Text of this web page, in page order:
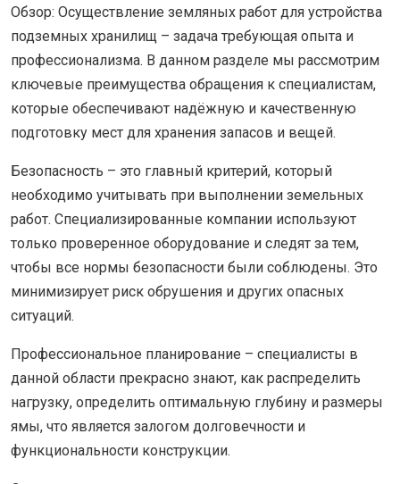
Обзор: Осуществление земляных работ для устройства
подземных хранилищ – задача требующая опыта и
профессионализма. В данном разделе мы рассмотрим
ключевые преимущества обращения к специалистам,
которые обеспечивают надёжную и качественную
подготовку мест для хранения запасов и вещей.
Безопасность – это главный критерий, который
необходимо учитывать при выполнении земельных
работ. Специализированные компании используют
только проверенное оборудование и следят за тем,
чтобы все нормы безопасности были соблюдены. Это
минимизирует риск обрушения и других опасных
ситуаций.
Профессиональное планирование – специалисты в
данной области прекрасно знают, как распределить
нагрузку, определить оптимальную глубину и размеры
ямы, что является залогом долговечности и
функциональности конструкции.